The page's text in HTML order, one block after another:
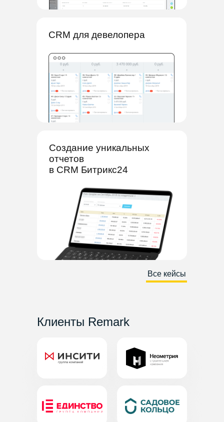
Все кейсы
Создание уникальных
отчетов
в CRM Битрикс24
CRM для девелопера
Клиенты Remark